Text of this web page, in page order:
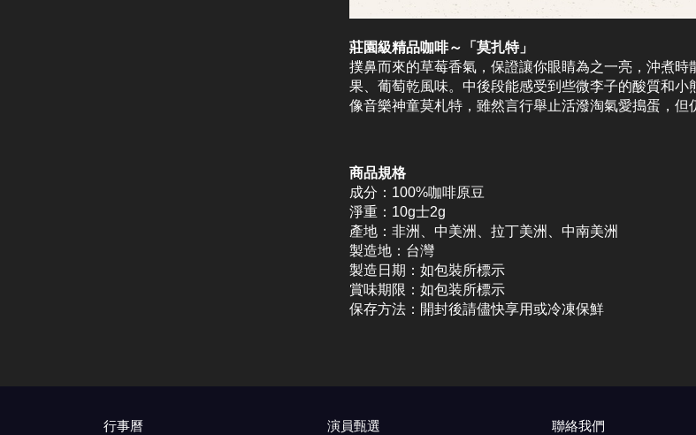
莊園級精品咖啡～「莫扎特」
撲鼻而來的草莓香氣，保證讓你眼睛為之一亮，沖煮
果、葡萄乾風味。中後段能感受到些微李子的酸質和
像音樂神童莫札特，雖然言行舉止活潑淘氣愛搗蛋，但
商品規格
成分：100%咖啡原豆
淨重：10g士2g
產地：非洲、中美洲、拉丁美洲、中南美洲
製造地：台灣
製造日期：如包裝所標示
賞味期限：如包装所標示
保存方法：開封後請儘快享用或冷凍保鮮
行事曆
演員甄選
聯絡我們